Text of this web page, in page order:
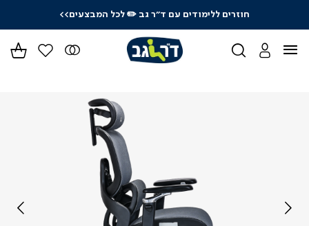
חוזרים ללימודים עם ד"ר גב✏️ לכל המבצעים>>